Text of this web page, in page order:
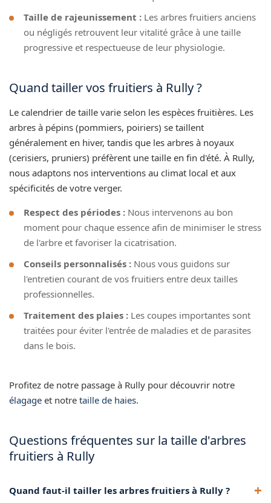
Taille de rajeunissement : Les arbres fruitiers anciens
ou négligés retrouvent leur vitalité grâce à une taille
progressive et respectueuse de leur physiologie.
Quand tailler vos fruitiers à Rully ?
Le calendrier de taille varie selon les espèces fruitières. Les
arbres à pépins (pommiers, poiriers) se taillent
généralement en hiver, tandis que les arbres à noyaux
(cerisiers, pruniers) préfèrent une taille en fin d'été. À Rully,
nous adaptons nos interventions au climat local et aux
spécificités de votre verger.
Respect des périodes : Nous intervenons au bon
moment pour chaque essence afin de minimiser le stress
de l'arbre et favoriser la cicatrisation.
Conseils personnalisés : Nous vous guidons sur
l'entretien courant de vos fruitiers entre deux tailles
professionnelles.
Traitement des plaies : Les coupes importantes sont
traitées pour éviter l'entrée de maladies et de parasites
dans le bois.
Profitez de notre passage à Rully pour découvrir notre
élagage et notre taille de haies.
Questions fréquentes sur la taille d'arbres
fruitiers à Rully
Quand faut-il tailler les arbres fruitiers à Rully ?